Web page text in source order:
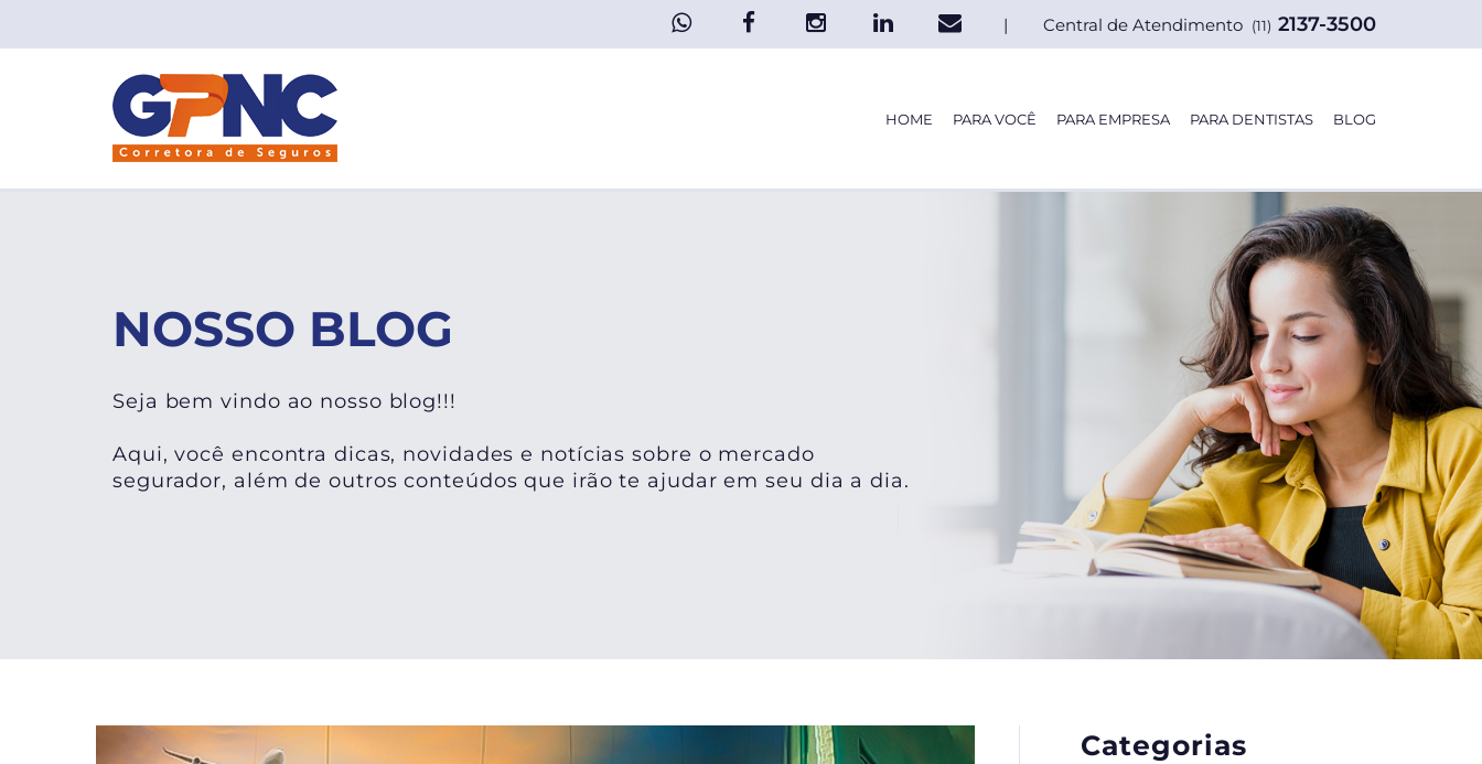
| Central de Atendimento (11) 2137-3500
HOME PARA VOCÊ PARA EMPRESA PARA DENTISTAS BLOG
NOSSO BLOG
Seja bem vindo ao nosso blog!!!
Aqui, você encontra dicas, novidades e notícias sobre o mercado
segurador, além de outros conteúdos que irão te ajudar em seu dia a dia.
Categorias